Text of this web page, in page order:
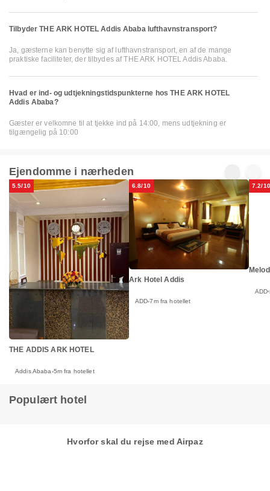
Tilbyder THE ARK HOTEL Addis Ababa lufthavnstransport?
Ja, gæsterne kan benytte sig af lufthavnstransport, en af de mange
praktiske faciliteter, der tilbydes af THE ARK HOTEL Addis Ababa.
Hvad er ind- og udtjekningstidspunkterne hos THE ARK HOTEL
Addis Ababa?
Gæster er velkomne til at tjekke ind på 14:00, mens udtjekning er
tilgængelig på 10:00
Ejendomme i nærheden
5.5/10
THE ADDIS ARK HOTEL
Addis Ababa 5m fra hotellet
6.8/10
Ark Hotel Addis
ADD 7m fra hotellet
7.2/10
ADD
Populært hotel
Hvorfor skal du rejse med Airpaz